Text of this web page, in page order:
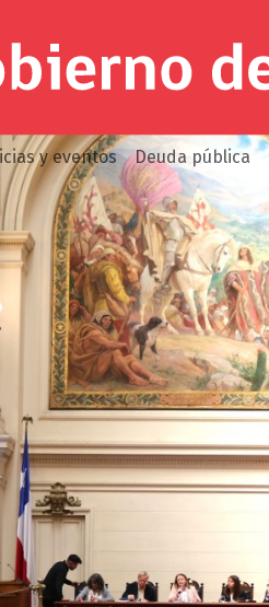
y eventos Deuda pública